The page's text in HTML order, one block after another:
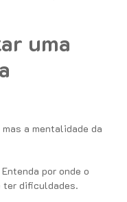
uma
a mentalidade da
Entenda por onde o
ter dificuldades.